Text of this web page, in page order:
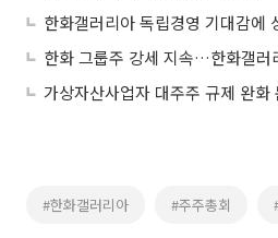
한화갤러리아 독립경영 기대감에
한화 그룹주 강세 지속…한화갤러
가상자산사업자 대주주 규제 완화
#한화갤러리아 #주주총회